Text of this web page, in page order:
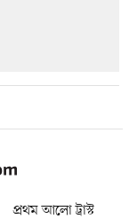
প্রথম আলো ট্রাস্ট